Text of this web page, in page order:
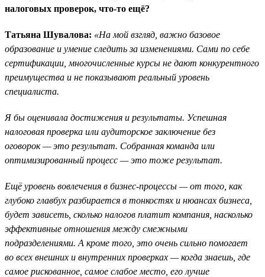
налоговых проверок, что-то ещё?
Татьяна Шувалова: «На мой взгляд, важно базовое
образование и умение следить за изменениями. Сами по себе
сертификации, многочисленные курсы не дают конкурентного
преимущества и не показывают реальный уровень
специалиста.
Я бы оценивала достижения и результаты. Успешная
налоговая проверка или аудиторское заключение без
оговорок — это результат. Собранная команда или
оптимизированный процесс — это тоже результат.
Ещё уровень вовлечения в бизнес-процессы — от того, как
глубоко главбух разбирается в тонкостях и нюансах бизнеса,
будет зависеть, сколько налогов платит компания, насколько
эффективные отношения между смежными
подразделениями. А кроме того, это очень сильно помогает
во всех внешних и внутренних проверках — когда знаешь, где
самое рискованное, самое слабое место, его лучше